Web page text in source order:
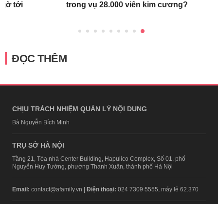
tới
trong vụ 28.000 viên kim cương?
ĐỌC THÊM
CHỊU TRÁCH NHIỆM QUẢN LÝ NỘI DUNG
Bà Nguyễn Bích Minh
TRỤ SỞ HÀ NỘI
Tầng 21, Tòa nhà Center Building, Hapulico Complex, Số 01, phố
Nguyễn Huy Tưởng, phường Thanh Xuân, thành phố Hà Nội
Email: contact@afamily.vn | Điện thoại: 024 7309 5555, máy lẻ 62.370